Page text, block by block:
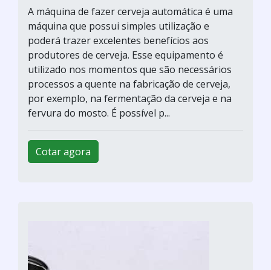
A máquina de fazer cerveja automática é uma
máquina que possui simples utilização e
poderá trazer excelentes benefícios aos
produtores de cerveja. Esse equipamento é
utilizado nos momentos que são necessários
processos a quente na fabricação de cerveja,
por exemplo, na fermentação da cerveja e na
fervura do mosto. É possível p...
Cotar agora